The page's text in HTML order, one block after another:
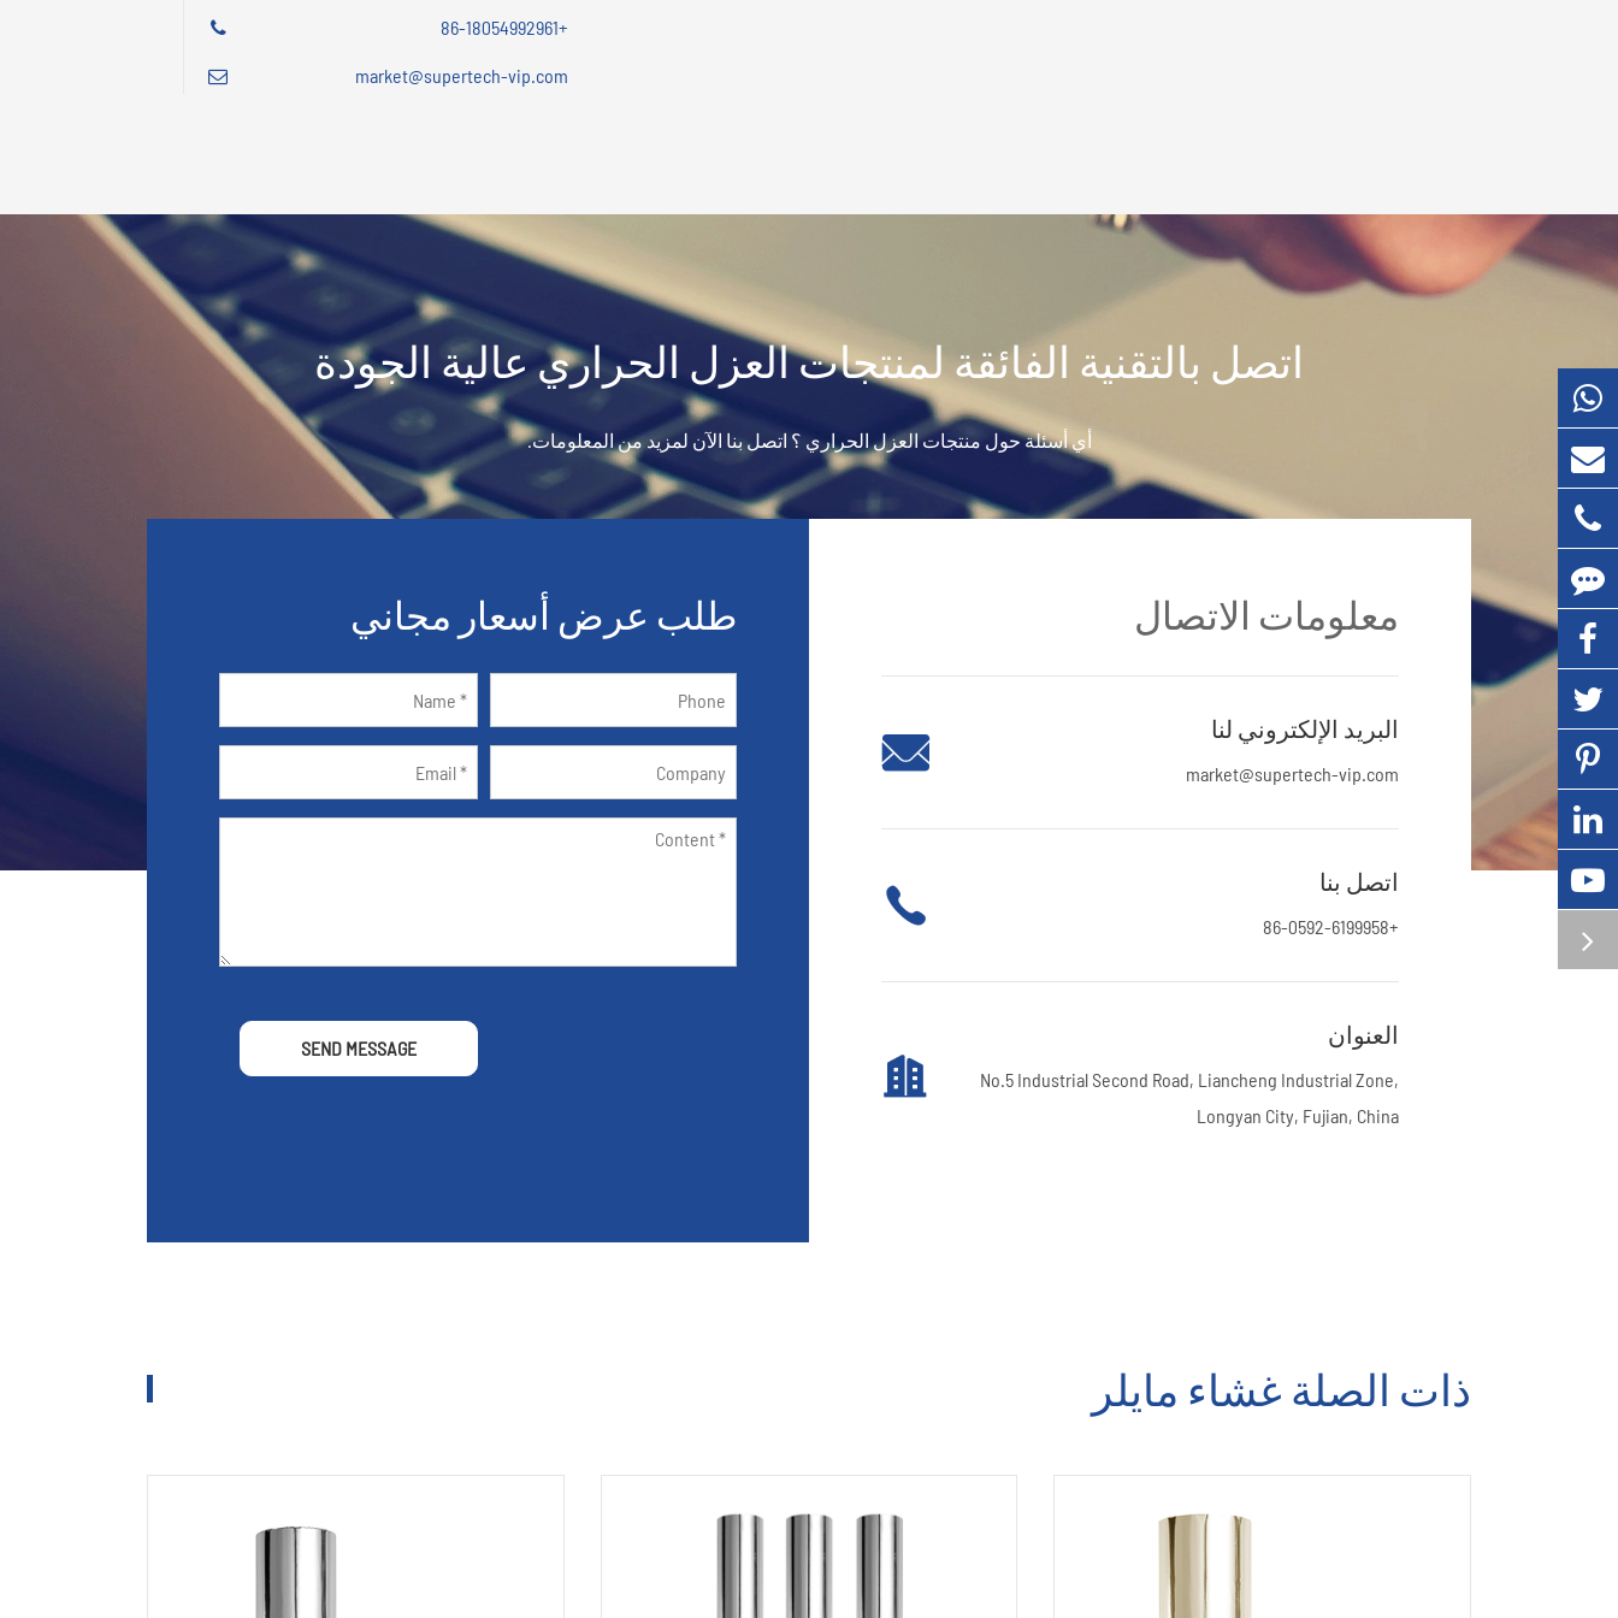
+86-18054992961
market@supertech-vip.com
اتصل بالتقنية الفائقة لمنتجات العزل الحراري عالية الجودة
أي أسئلة حول منتجات العزل الحراري ؟ اتصل بنا الآن لمزيد من المعلومات.
معلومات الاتصال
 البريد الإلكتروني لنا
market@supertech-vip.com
 اتصل بنا
+86-0592-6199958

العنوان
No.5 Industrial Second Road, Liancheng Industrial Zone,
Longyan City, Fujian, China
طلب عرض أسعار مجاني
SEND MESSAGE
ذات الصلة غشاء مايلر